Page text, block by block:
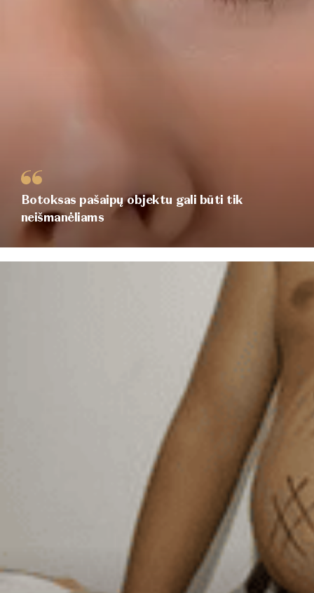
Botoksas pašaipų objektu gali būti tik
neišmanėliams